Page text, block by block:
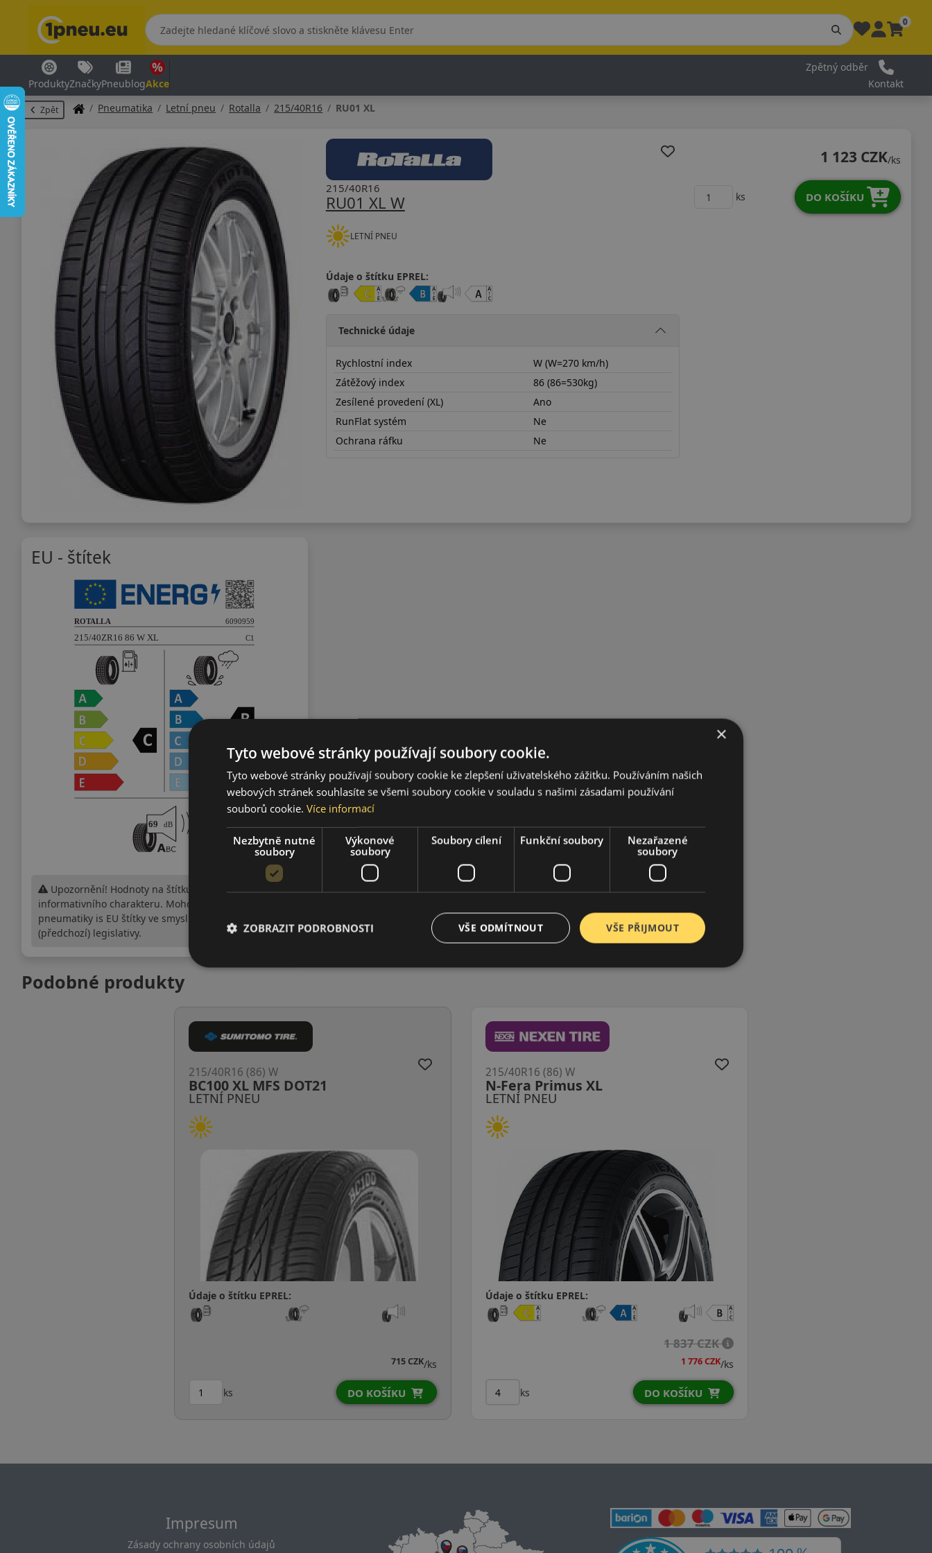
0
ProduktyZnačkyPneublogAkce
Zpětný odběr
Kontakt
Zpět Pneumatika Letní pneu Rotalla 215/40R16 RU01 XL
RU01 XL W
215/40R16
LETNÍ PNEU
Údaje o štítku EPREL:
Technické údaje
Rychlostní index
W (W=270 km/h)
Zátěžový index
86 (86=530kg)
Zesílené provedení (XL)
Ano
RunFlat systém
Ne
Ochrana ráfku
Ne
1 123 CZK/ks
ks DO KOŠÍKU
EU - štítek
Upozornění! Hodnoty na štítku jsou pouze
informativního charakteru. Mohou být dodány
pneumatiky is EU štítky ve smyslu dosud platné
(předchozí) legislativy.
Podobné produkty
LETNÍ PNEU
BC100 XL MFS DOT21
215/40R16 (86) W
Údaje o štítku EPREL:
715 CZK/ks
ks DO KOŠÍKU
LETNÍ PNEU
N-Fera Primus XL
215/40R16 (86) W
Údaje o štítku EPREL:
1 837 CZK
1 776 CZK/ks
ks DO KOŠÍKU
Impresum
Zásady ochrany osobních údajů
×
Tyto webové stránky používají soubory cookie.
Tyto webové stránky používají soubory cookie ke zlepšení uživatelského zážitku. Používáním našich
webových stránek souhlasíte se všemi soubory cookie v souladu s našimi zásadami používání
souborů cookie. Více informací
Nezbytně nutné
soubory
Výkonové
soubory
Soubory cílení Funkční soubory
Nezařazené
soubory
VŠE PŘIJMOUT
VŠE ODMÍTNOUT
ZOBRAZIT PODROBNOSTI